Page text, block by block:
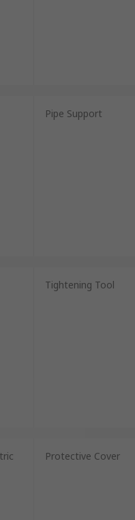
Pipe Support
Tightening Tool
Protective Cover